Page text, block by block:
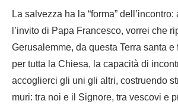
La salvezza ha la “forma”
l’invito di Papa Francesco, vorrei che
Gerusalemme, da questa Terra santa
per tutta la Chiesa, la capacità di
accoglierci gli uni gli altri, costruendo
muri: tra noi e il Signore, tra vescovi e